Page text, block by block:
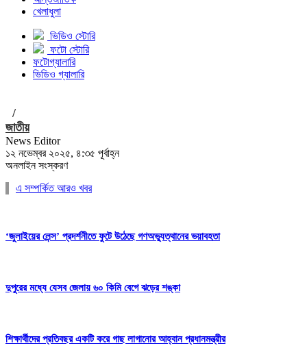
খেলাধুলা
ভিডিও স্টোরি
ফটো স্টোরি
ফটোগ্যালারি
ভিডিও গ্যালারি
/
জাতীয়
News Editor
১২ নভেম্বর ২০২৫, ৪:৩৫ পূর্বাহ্ন
অনলাইন সংস্করণ
এ সম্পর্কিত আরও খবর
‘জুলাইয়ের লেন্স’ প্রদর্শনীতে ফুটে উঠেছে গণঅভ্যুত্থানের ভয়াবহতা
দুপুরের মধ্যে যেসব জেলায় ৬০ কিমি বেগে ঝড়ের শঙ্কা
শিক্ষার্থীদের প্রতিবছর একটি করে গাছ লাগানোর আহ্বান প্রধানমন্ত্রীর